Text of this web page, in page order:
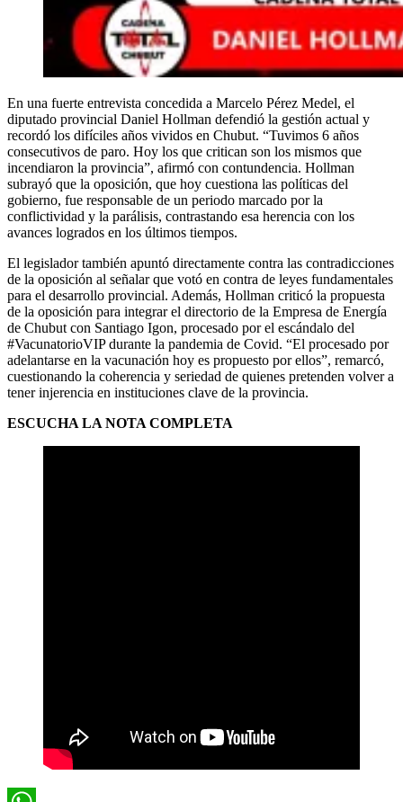
En una fuerte entrevista concedida a Marcelo Pérez Medel, el
diputado provincial Daniel Hollman defendió la gestión actual y
recordó los difíciles años vividos en Chubut. “Tuvimos 6 años
consecutivos de paro. Hoy los que critican son los mismos que
incendiaron la provincia”, afirmó con contundencia. Hollman
subrayó que la oposición, que hoy cuestiona las políticas del
gobierno, fue responsable de un periodo marcado por la
conflictividad y la parálisis, contrastando esa herencia con los
avances logrados en los últimos tiempos.
El legislador también apuntó directamente contra las contradicciones
de la oposición al señalar que votó en contra de leyes fundamentales
para el desarrollo provincial. Además, Hollman criticó la propuesta
de la oposición para integrar el directorio de la Empresa de Energía
de Chubut con Santiago Igon, procesado por el escándalo del
#VacunatorioVIP durante la pandemia de Covid. “El procesado por
adelantarse en la vacunación hoy es propuesto por ellos”, remarcó,
cuestionando la coherencia y seriedad de quienes pretenden volver a
tener injerencia en instituciones clave de la provincia.
ESCUCHA LA NOTA COMPLETA